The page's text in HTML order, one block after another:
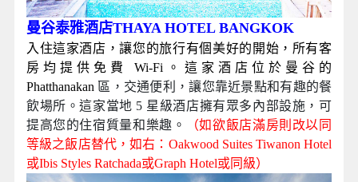
曼谷泰雅酒店THAYA HOTEL BANGKOK
入住這家酒店，讓您的旅行有個美好的開始，所有客
房均提供免費 Wi-Fi。這家酒店位於曼谷的
Phatthanakan 區，交通便利，讓您靠近景點和有趣的餐
飲場所。這家當地 5 星級酒店擁有眾多內部設施，可
提高您的住宿質量和樂趣。
（如欲飯店滿房則改以同
等級之飯店替代，如右：Oakwood Suites Tiwanon Hotel
或Ibis Styles Ratchada或Graph Hotel或同級）